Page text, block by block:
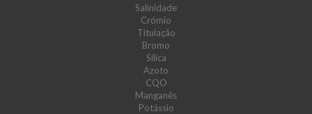
Salinidade
Crómio
Titulação
Bromo
Sílica
Azoto
CQO
Manganês
Potássio